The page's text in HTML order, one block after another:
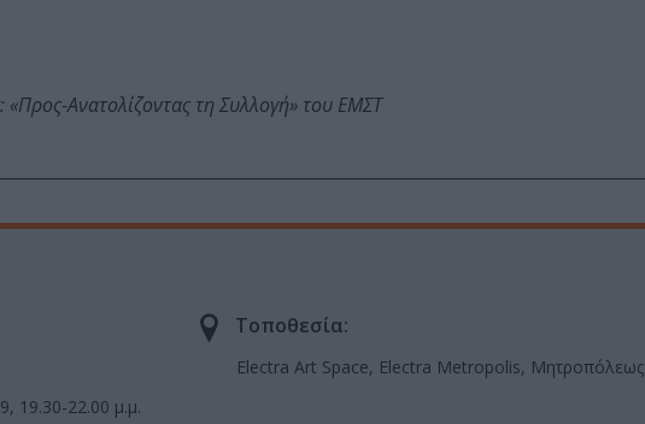
Ανατολίζοντας τη Συλλογή» του ΕΜΣΤ
19.30-22.00 μ.μ.
Τοποθεσία:
Electra Art Space, Electra Metropolis,